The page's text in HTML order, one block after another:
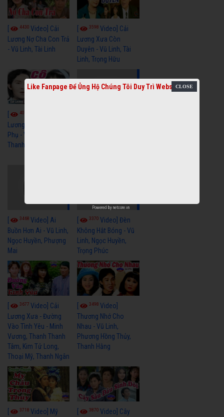
4430 Video] Cải
Lương Nợ Cha Con Trả
- Vũ Linh, Tài Linh
3598Video] Cải
Lương Xưa Còn
Duyên - Vũ Linh, Tài
Linh, Trọng Hữu
4012
Lương Xưa Cô Dâu
Phụ - Vũ Linh, Tài Linh,
Thanh Ngân
3468 Video] Ai
Buồn Hơn Ai - Vũ Linh,
Ngọc Huyền, Phượng
Mai
3370Video] Đèn
Không Hắt Bóng - Vũ
Linh, Ngọc Huyền,
Trọng Phúc
3677 Video] Cải
Lương Xưa - Đường
Vào Tình Yêu - Minh
Vương, Thanh Thanh
Tâm, Kim Tử Long,
Thoại Mỹ, Thanh Ngân
3498Video]
Thương Nhớ Cho
Nhau - Vũ Linh,
Phương Hồng Thủy,
Thanh Hằng
3718 Video] Mỹ
3870Video] Cây
Like Fanpage Để Ủng Hộ Chúng Tôi Duy Trì Website
Powered by netcore.vn